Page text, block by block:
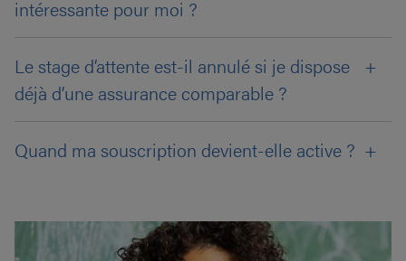
intéressante pour moi ?
Le stage d’attente est-il annulé si je dispose
déjà d’une assurance comparable ?
Quand ma souscription devient-elle active ?